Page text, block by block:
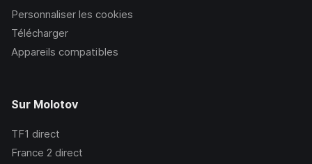
Personnaliser les cookies
Télécharger
Appareils compatibles
Sur Molotov
TF1 direct
France 2 direct